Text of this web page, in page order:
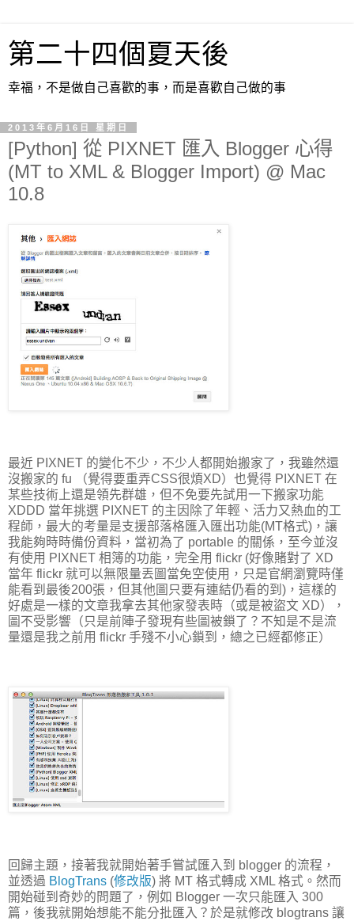
第二十四個夏天後
幸福，不是做自己喜歡的事，而是喜歡自己做的事
2013年6月16日 星期日
[Python] 從 PIXNET 匯入 Blogger 心得
(MT to XML & Blogger Import) @ Mac
10.8
最近 PIXNET 的變化不少，不少人都開始搬家了，我雖然還
沒搬家的 fu （覺得要重弄CSS很煩XD）也覺得 PIXNET 在
某些技術上還是領先群雄，但不免要先試用一下搬家功能
XDDD 當年挑選 PIXNET 的主因除了年輕、活力又熱血的工
程師，最大的考量是支援部落格匯入匯出功能(MT格式)，讓
我能夠時時備份資料，當初為了 portable 的關係，至今並沒
有使用 PIXNET 相簿的功能，完全用 flickr (好像賭對了 XD
當年 flickr 就可以無限量丟圖當免空使用，只是官網瀏覽時僅
能看到最後200張，但其他圖只要有連結仍看的到)，這樣的
好處是一樣的文章我拿去其他家發表時（或是被盜文 XD），
圖不受影響（只是前陣子發現有些圖被鎖了？不知是不是流
量還是我之前用 flickr 手殘不小心鎖到，總之已經都修正）
回歸主題，接著我就開始著手嘗試匯入到 blogger 的流程，
並透過 BlogTrans (修改版) 將 MT 格式轉成 XML 格式。然而
開始碰到奇妙的問題了，例如 Blogger 一次只能匯入 300
篇，後我就開始想能不能分批匯入？於是就修改 blogtrans 讓